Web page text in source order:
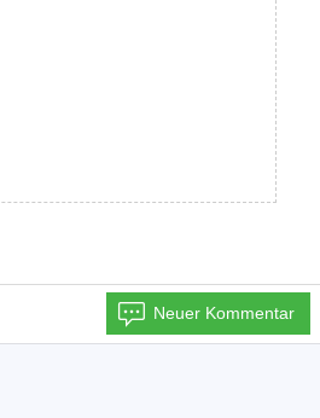
Neuer Kommentar